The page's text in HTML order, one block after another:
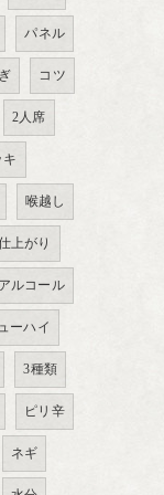
パネル
コツ
2人席
キ
喉越し
上がり
アルコール
ーハイ
3種類
ピリ辛
ネギ